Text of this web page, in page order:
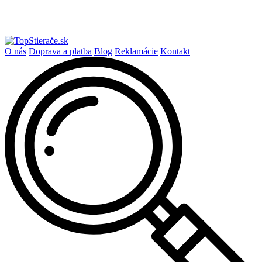
O nás Doprava a platba Blog Reklamácie Kontakt